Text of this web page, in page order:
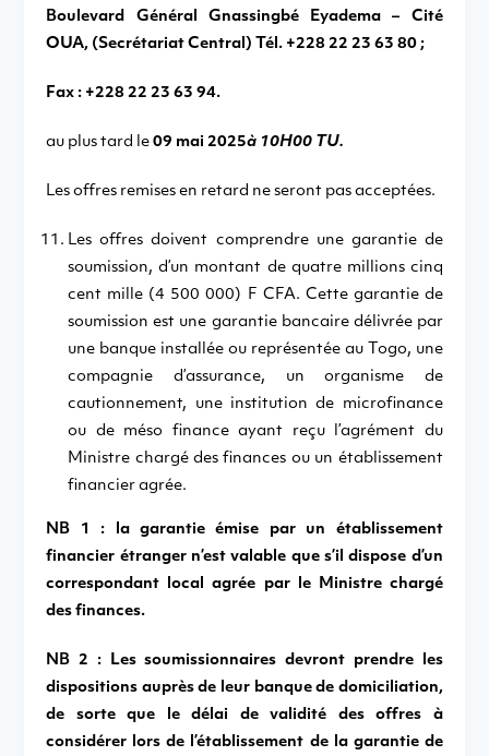
Boulevard Général Gnassingbé Eyadema – Cité
OUA, (Secrétariat Central) Tél. +228 22 23 63 80 ;
Fax : +228 22 23 63 94.
au plus tard le09 mai 2025à 10H00 TU.
Les offres remises en retard ne seront pas acceptées.
Les offres doivent comprendre une garantie de
soumission, d’un montant de quatre millions cinq
cent mille (4 500 000) F CFA. Cette garantie de
soumission est une garantie bancaire délivrée par
une banque installée ou représentée au Togo, une
compagnie d’assurance, un organisme de
cautionnement, une institution de microfinance
ou de méso finance ayant reçu l’agrément du
Ministre chargé des finances ou un établissement
financier agrée.
NB 1 : la garantie émise par un établissement
financier étranger n’est valable que s’il dispose d’un
correspondant local agrée par le Ministre chargé
des finances.
NB 2 : Les soumissionnaires devront prendre les
dispositions auprès de leur banque de domiciliation,
de sorte que le délai de validité des offres à
considérer lors de l’établissement de la garantie de